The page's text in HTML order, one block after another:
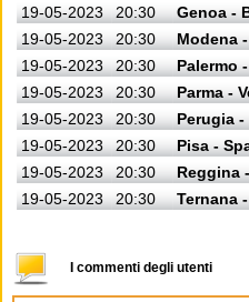
19-05-2023
20:30
Genoa -
19-05-2023
20:30
Modena
19-05-2023
20:30
Palermo
19-05-2023
20:30
Parma -
19-05-2023
20:30
Perugia
19-05-2023
20:30
Pisa -
19-05-2023
20:30
Reggina
19-05-2023
20:30 Ternana
I commenti degli utenti